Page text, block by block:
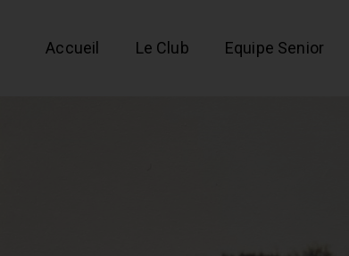
Accueil Le Club Equipe Senior